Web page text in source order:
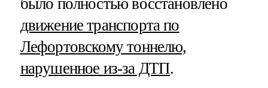
было полностью восстановлено
движение транспорта по
Лефортовскому тоннелю,
нарушенное из-за ДТП.